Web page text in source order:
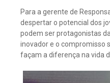
Para a gerente de
despertar o potencial dos
podem ser protagonistas
inovador e o compromisso
façam a diferença na vida